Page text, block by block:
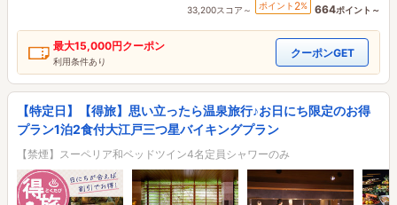
33,200スコア～ ポイント 2% 664ポイント～
最大15,000円クーポン
利用条件あり
クーポンGET
【特定日】【得旅】思い立ったら温泉旅行♪お日にち限定のお得
プラン1泊2食付大江戸三つ星バイキングプラン
【禁煙】スーペリア和ベッドツイン4名定員シャワーのみ